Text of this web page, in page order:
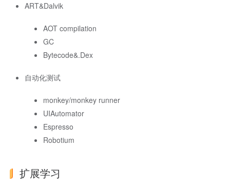
ART&Dalvik
AOT compilation
GC
Bytecode&.Dex
自动化测试
monkey/monkey runner
UIAutomator
Espresso
Robotium
扩展学习